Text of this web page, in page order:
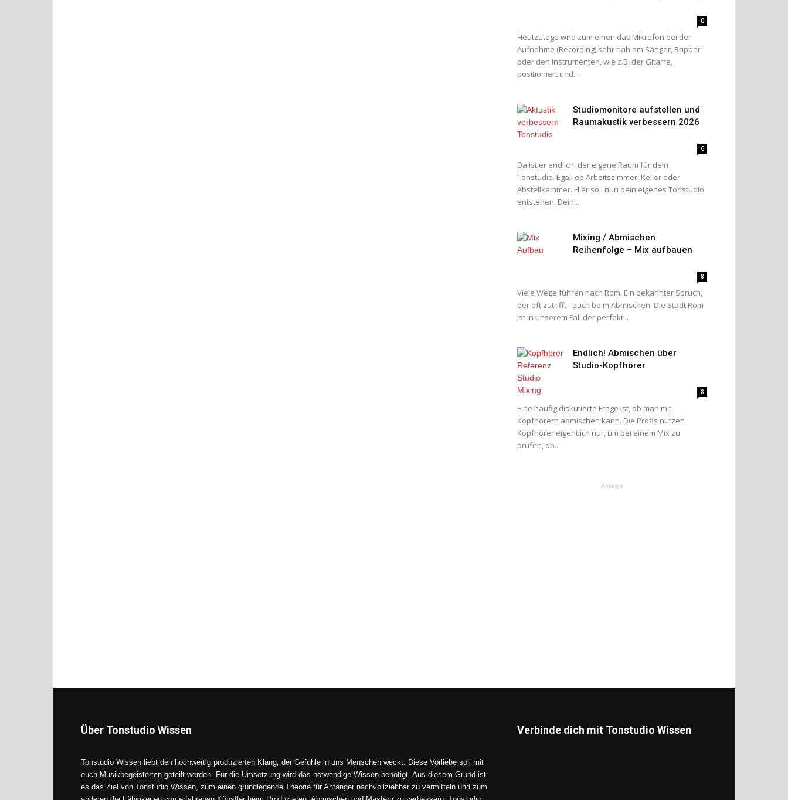
0
Heutzutage wird zum einen das Mikrofon bei der
Aufnahme (Recording) sehr nah am Sänger, Rapper
oder den Instrumenten, wie z.B. der Gitarre,
positioniert und...
Studiomonitore aufstellen und
Raumakustik verbessern 2026
6
Da ist er endlich: der eigene Raum für dein
Tonstudio. Egal, ob Arbeitszimmer, Keller oder
Abstellkammer. Hier soll nun dein eigenes Tonstudio
entstehen. Dein...
Mixing / Abmischen
Reihenfolge – Mix aufbauen
8
Viele Wege führen nach Rom. Ein bekannter Spruch,
der oft zutrifft - auch beim Abmischen. Die Stadt Rom
ist in unserem Fall der perfekt...
Endlich! Abmischen über
Studio-Kopfhörer
8
Eine häufig diskutierte Frage ist, ob man mit
Kopfhörern abmischen kann. Die Profis nutzen
Kopfhörer eigentlich nur, um bei einem Mix zu
prüfen, ob...
Anzeige
Über Tonstudio Wissen
Tonstudio Wissen liebt den hochwertig produzierten Klang, der Gefühle in uns Menschen weckt. Diese Vorliebe soll mit
euch Musikbegeisterten geteilt werden. Für die Umsetzung wird das notwendige Wissen benötigt. Aus diesem Grund ist
es das Ziel von Tonstudio Wissen, zum einen grundlegende Theorie für Anfänger nachvollziehbar zu vermitteln und zum
Verbinde dich mit Tonstudio Wissen